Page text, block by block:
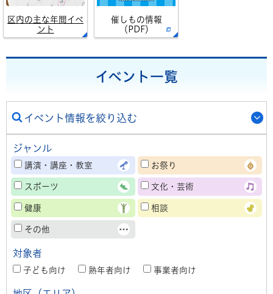
区内の主な年間イベ
ント
催しもの情報
（PDF）
イベント一覧
イベント情報を絞り込む
ジャンル
講演・講座・教室 お祭り
スポーツ 文化・芸術
健康 相談
その他
対象者
子ども向け 熟年者向け 事業者向け